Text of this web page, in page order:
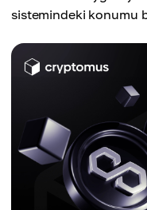
sistemindeki konumu